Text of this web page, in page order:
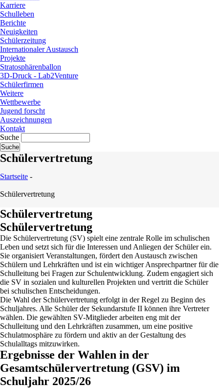
Karriere
Schulleben
Berichte
Neuigkeiten
Schülerzeitung
Internationaler Austausch
Projekte
Stratosphärenballon
3D-Druck - Lab2Venture
Schülerfirmen
Weitere
Wettbewerbe
Jugend forscht
Auszeichnungen
Kontakt
Suche
Schülervertretung
Startseite -
Schülervertretung
Schülervertretung
Schülervertretung
Die Schülervertretung (SV) spielt eine zentrale Rolle im schulischen
Leben und setzt sich für die Interessen und Anliegen der Schüler ein.
Sie organisiert Veranstaltungen, fördert den Austausch zwischen
Schülern und Lehrkräften und ist ein wichtiger Ansprechpartner für die
Schulleitung bei Fragen zur Schulentwicklung. Zudem engagiert sich
die SV in sozialen und kulturellen Projekten und vertritt die Schüler
bei schulischen Entscheidungen.
Die Wahl der Schülervertretung erfolgt in der Regel zu Beginn des
Schuljahres. Alle Schüler der Sekundarstufe II können ihre Vertreter
wählen. Die gewählten SV-Mitglieder arbeiten eng mit der
Schulleitung und den Lehrkräften zusammen, um eine positive
Schulatmosphäre zu fördern und aktiv an der Gestaltung des
Schulalltags mitzuwirken.
Ergebnisse der Wahlen in der
Gesamtschülervertretung (GSV) im
Schuljahr 2025/26